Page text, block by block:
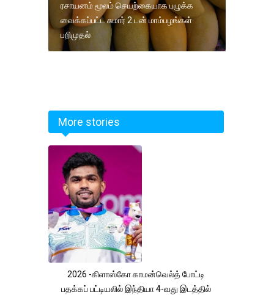
ரசாயனம் மூலம் செயற்கையாக பழுக்க
வைக்கப்பட்ட சுமார் 2 டன் மாம்பழங்கள்
பறிமுதல்
More stories
2026 -கிளாஸ்கோ காமன்வெல்த் போட்டி
பதக்கப் பட்டியலில் இந்தியா 4-வது இடத்தில்